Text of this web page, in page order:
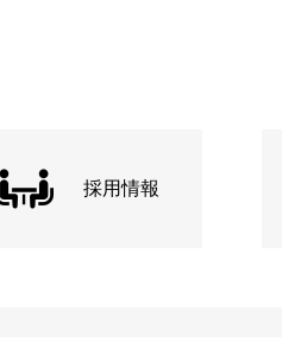
採用情報